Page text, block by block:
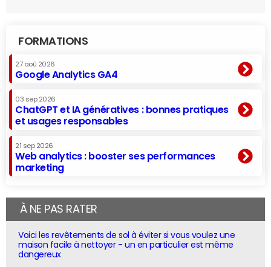
FORMATIONS
27 aoû 2026
Google Analytics GA4
03 sep 2026
ChatGPT et IA génératives : bonnes pratiques
et usages responsables
21 sep 2026
Web analytics : booster ses performances
marketing
À NE PAS RATER
Voici les revêtements de sol à éviter si vous voulez une
maison facile à nettoyer - un en particulier est même
dangereux